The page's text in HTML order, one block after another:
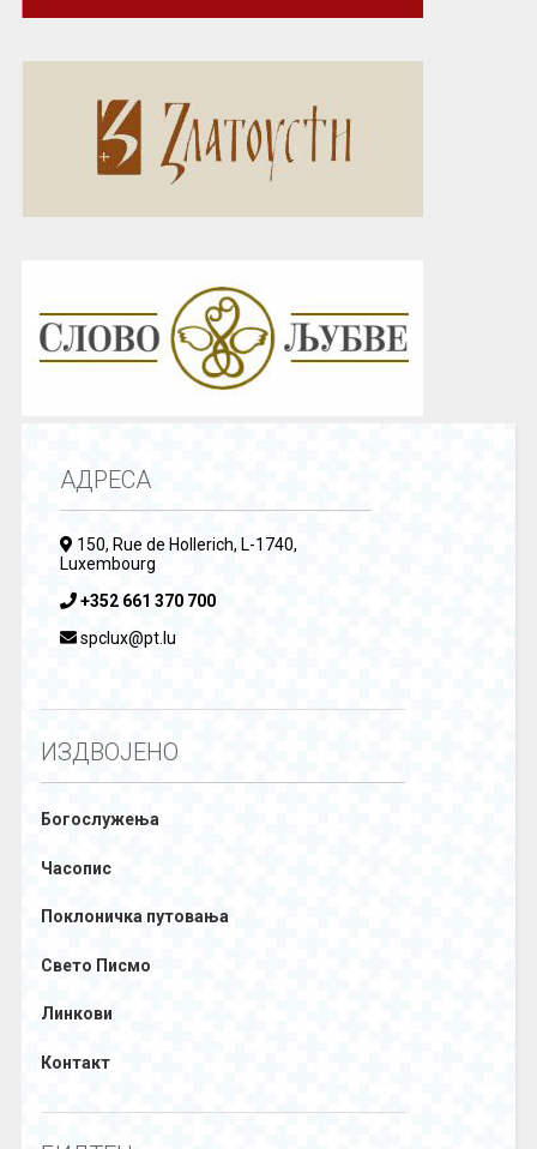
АДРЕСА
150, Rue de Hollerich, L-1740,
Luxembourg
+352 661 370 700
spclux@pt.lu
ИЗДВОЈЕНО
Богослужења
Часопис
Поклоничка путовања
Свето Писмо
Линкови
Контакт